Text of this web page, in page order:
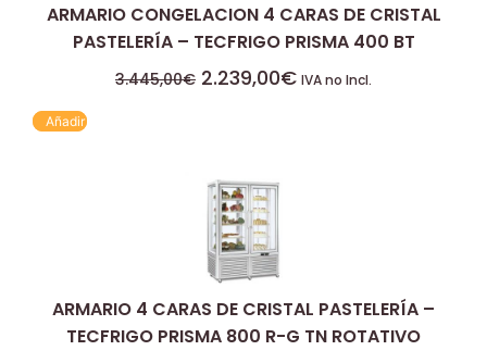
ARMARIO CONGELACION 4 CARAS DE CRISTAL
PASTELERÍA – TECFRIGO PRISMA 400 BT
3.445,00€ 2.239,00€ IVA no Incl.
Añadir
ARMARIO 4 CARAS DE CRISTAL PASTELERÍA –
TECFRIGO PRISMA 800 R-G TN ROTATIVO